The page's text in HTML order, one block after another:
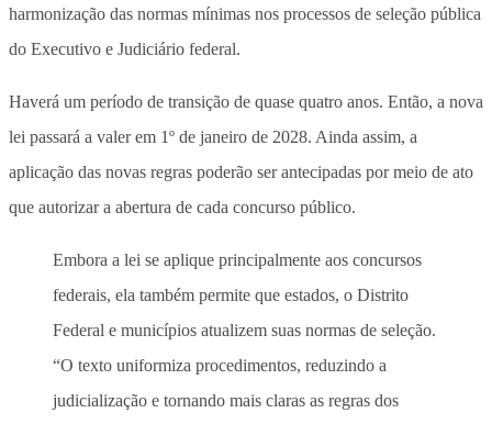
harmonização das normas mínimas nos processos de seleção pública
do Executivo e Judiciário federal.
Haverá um período de transição de quase quatro anos. Então, a nova
lei passará a valer em 1º de janeiro de 2028. Ainda assim, a
aplicação das novas regras poderão ser antecipadas por meio de ato
que autorizar a abertura de cada concurso público.
Embora a lei se aplique principalmente aos concursos
federais, ela também permite que estados, o Distrito
Federal e municípios atualizem suas normas de seleção.
“O texto uniformiza procedimentos, reduzindo a
judicialização e tornando mais claras as regras dos